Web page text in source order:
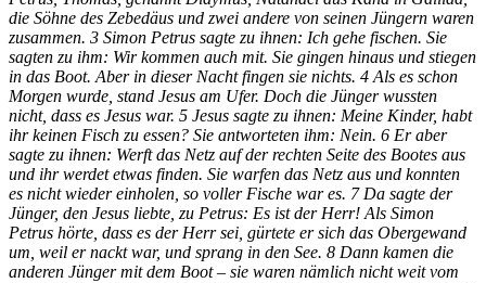
die Söhne des Zebedäus und zwei andere von seinen Jüngern waren
zusammen. 3 Simon Petrus sagte zu ihnen: Ich gehe fischen. Sie
sagten zu ihm: Wir kommen auch mit. Sie gingen hinaus und stiegen
in das Boot. Aber in dieser Nacht fingen sie nichts. 4 Als es schon
Morgen wurde, stand Jesus am Ufer. Doch die Jünger wussten
nicht, dass es Jesus war. 5 Jesus sagte zu ihnen: Meine Kinder, habt
ihr keinen Fisch zu essen? Sie antworteten ihm: Nein. 6 Er aber
sagte zu ihnen: Werft das Netz auf der rechten Seite des Bootes aus
und ihr werdet etwas finden. Sie warfen das Netz aus und konnten
es nicht wieder einholen, so voller Fische war es. 7 Da sagte der
Jünger, den Jesus liebte, zu Petrus: Es ist der Herr! Als Simon
Petrus hörte, dass es der Herr sei, gürtete er sich das Obergewand
um, weil er nackt war, und sprang in den See. 8 Dann kamen die
anderen Jünger mit dem Boot – sie waren nämlich nicht weit vom